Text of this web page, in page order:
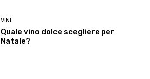
VINI
Quale vino dolce scegliere per
Natale?